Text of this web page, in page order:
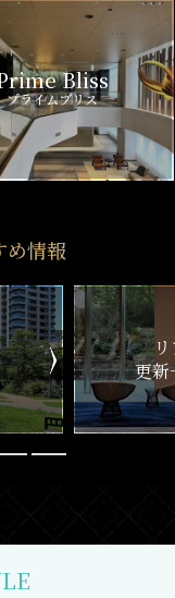
Bliss
プライムブリス
情報
新